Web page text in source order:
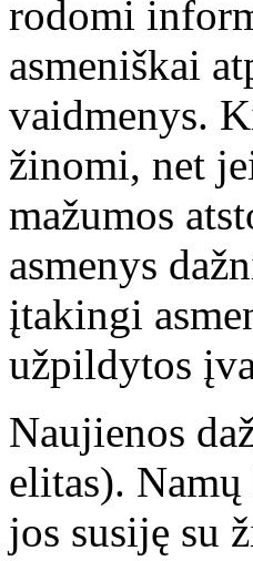
rodomi
asmeniškai
vaidmenys.
žinomi, net
mažumos
asmenys
įtakingi
užpildytos
Naujienos
elitas).
jos susiję su